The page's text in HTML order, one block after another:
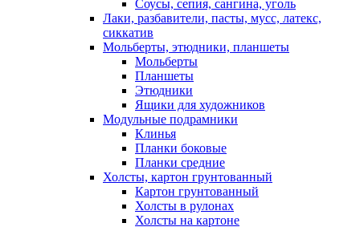
Соусы, сепия, сангина, уголь
Лаки, разбавители, пасты, мусс, латекс,
сиккатив
Мольберты, этюдники, планшеты
Мольберты
Планшеты
Этюдники
Ящики для художников
Модульные подрамники
Клинья
Планки боковые
Планки средние
Холсты, картон грунтованный
Картон грунтованный
Холсты в рулонах
Холсты на картоне